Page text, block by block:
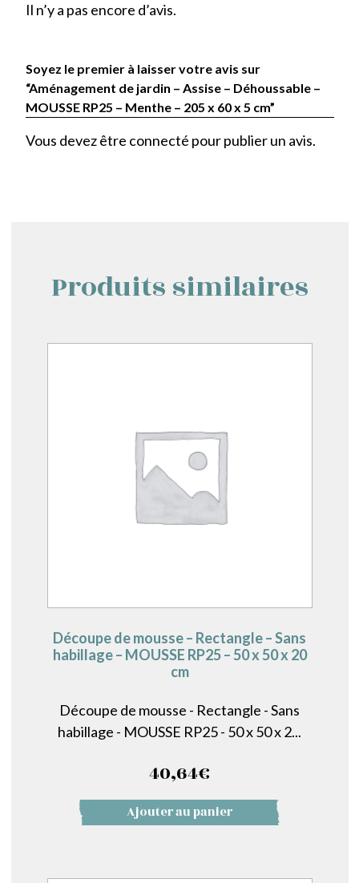
Il n’y a pas encore d’avis.
Soyez le premier à laisser votre avis sur
“Aménagement de jardin – Assise – Déhoussable –
MOUSSE RP25 – Menthe – 205 x 60 x 5 cm”
Vous devez être connecté pour publier un avis.
Produits similaires
Découpe de mousse – Rectangle – Sans
habillage – MOUSSE RP25 – 50 x 50 x 20
cm
Découpe de mousse - Rectangle - Sans
habillage - MOUSSE RP25 - 50 x 50 x 2...
40,64€
Ajouter au panier